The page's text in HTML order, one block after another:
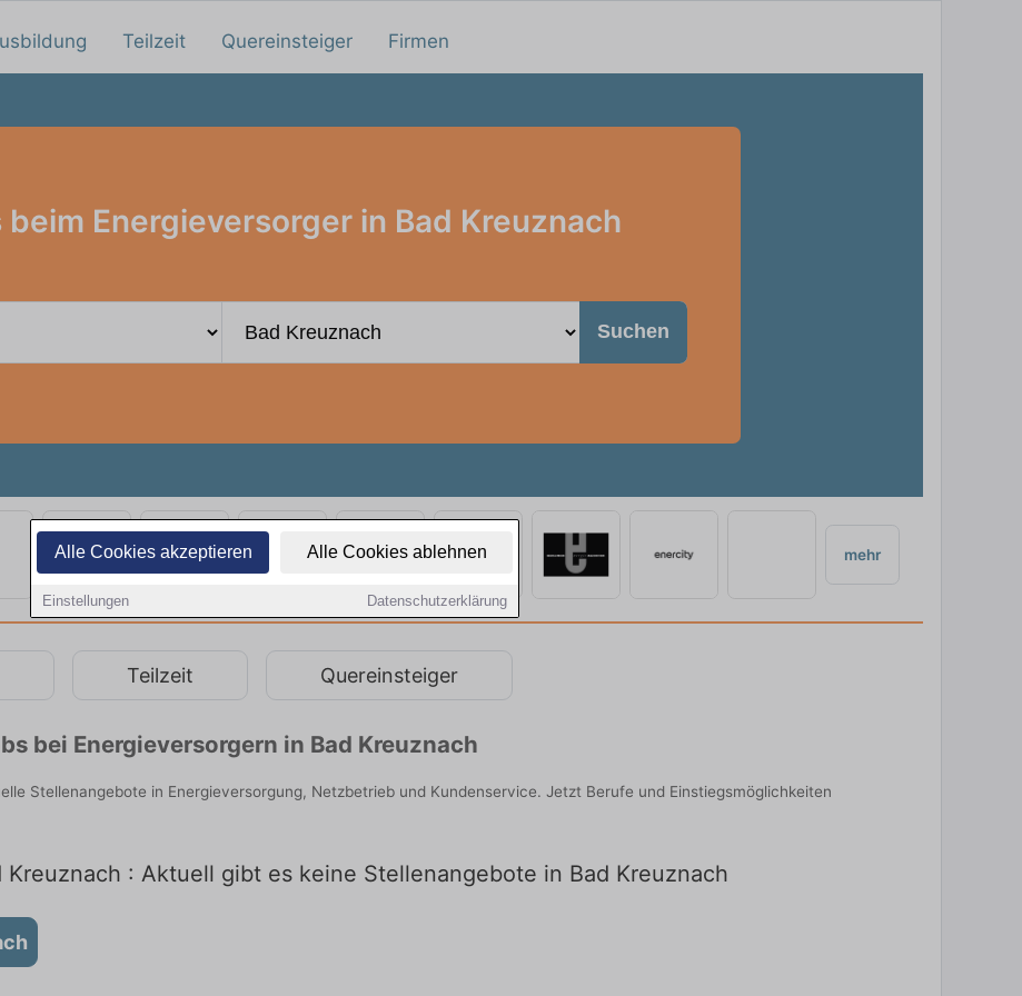
Alle Cookies akzeptieren Alle Cookies ablehnen
Einstellungen Datenschutzerklärung
Teilzeit Quereinsteiger Firmen
beim Energieversorger in Bad Kreuznach
Suchen
mehr
Teilzeit Quereinsteiger
bei Energieversorgern in Bad Kreuznach
Stellenangebote in Energieversorgung, Netzbetrieb und Kundenservice. Jetzt Berufe und Einstiegsmöglichkeiten
: Aktuell gibt es keine Stellenangebote in Bad Kreuznach